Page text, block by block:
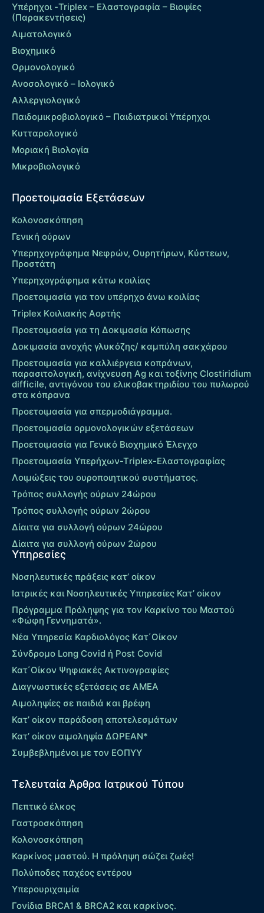
Υπέρηχοι -Triplex – Eλαστογραφία – Βιοψίες
(Παρακεντήσεις)
Αιματολογικό
Βιοχημικό
Ορμονολογικό
Ανοσολογικό – Ιολογικό
Αλλεργιολογικό
Παιδομικροβιολογικό – Παιδιατρικοί Υπέρηχοι
Κυτταρολογικό
Μοριακή Βιολογία
Μικροβιολογικό
Προετοιμασία Εξετάσεων
Κολονοσκόπηση
Γενική ούρων
Υπερηχογράφημα Νεφρών, Ουρητήρων, Κύστεων,
Προστάτη
Υπερηχογράφημα κάτω κοιλίας
Προετοιμασία για τον υπέρηχο άνω κοιλίας
Τriplex Kοιλιακής Αορτής
Προετοιμασία για τη Δοκιμασία Κόπωσης
Δοκιμασία ανοχής γλυκόζης/ καμπύλη σακχάρου
Προετοιμασία για καλλιέργεια κοπράνων,
παρασιτολογική, ανίχνευση Ag και τοξίνης Clostiridium
difficile, αντιγόνου του ελικοβακτηριδίου του πυλωρού
στα κόπρανα
Προετοιμασία για σπερμοδιάγραμμα.
Προετοιμασία ορμονολογικών εξετάσεων
Προετοιμασία για Γενικό Βιοχημικό Έλεγχο
Προετοιμασία Υπερήχων-Τriplex-Ελαστογραφίας
Λοιμώξεις του ουροποιητικού συστήματος.
Τρόπος συλλογής ούρων 24ώρου
Τρόπος συλλογής ούρων 2ώρου
Δίαιτα για συλλογή ούρων 24ώρου
Δίαιτα για συλλογή ούρων 2ώρου
Υπηρεσίες
Νοσηλευτικές πράξεις κατ’ οίκον
Ιατρικές και Νοσηλευτικές Υπηρεσίες Κατ’ οίκον
Πρόγραμμα Πρόληψης για τον Καρκίνο του Μαστού
«Φώφη Γεννηματά».
Νέα Υπηρεσία Καρδιολόγος Kατ΄Οίκον
Σύνδρομο Long Covid ή Post Covid
Κατ΄Οίκον Ψηφιακές Ακτινογραφίες
Διαγνωστικές εξετάσεις σε ΑΜΕΑ
Αιμοληψίες σε παιδιά και βρέφη
Κατ’ οίκον παράδοση αποτελεσμάτων
Κατ’ οίκον αιμοληψία ΔΩΡΕΑΝ*
Συμβεβλημένοι με τον ΕΟΠΥΥ
Τελευταία Άρθρα Ιατρικού Τύπου
Πεπτικό έλκος
Γαστροσκόπηση
Κολονοσκόπηση
Καρκίνος μαστού. Η πρόληψη σώζει ζωές!
Πολύποδες παχέος εντέρου
Yπερουριχαιμία
Γονίδια BRCA1 & BRCA2 και καρκίνος.